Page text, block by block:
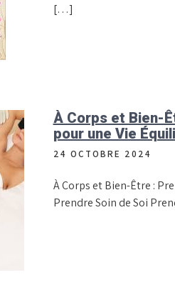
[…]
À Corps et Bien-
pour une Vie
24 OCTOBRE 2024
À Corps et Bien-Être :
Prendre Soin de Soi